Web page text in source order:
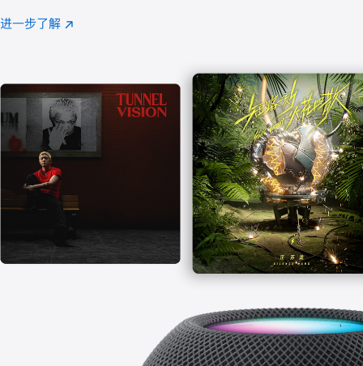
注
进一步了解 Apple
(在
口
中
打
开)